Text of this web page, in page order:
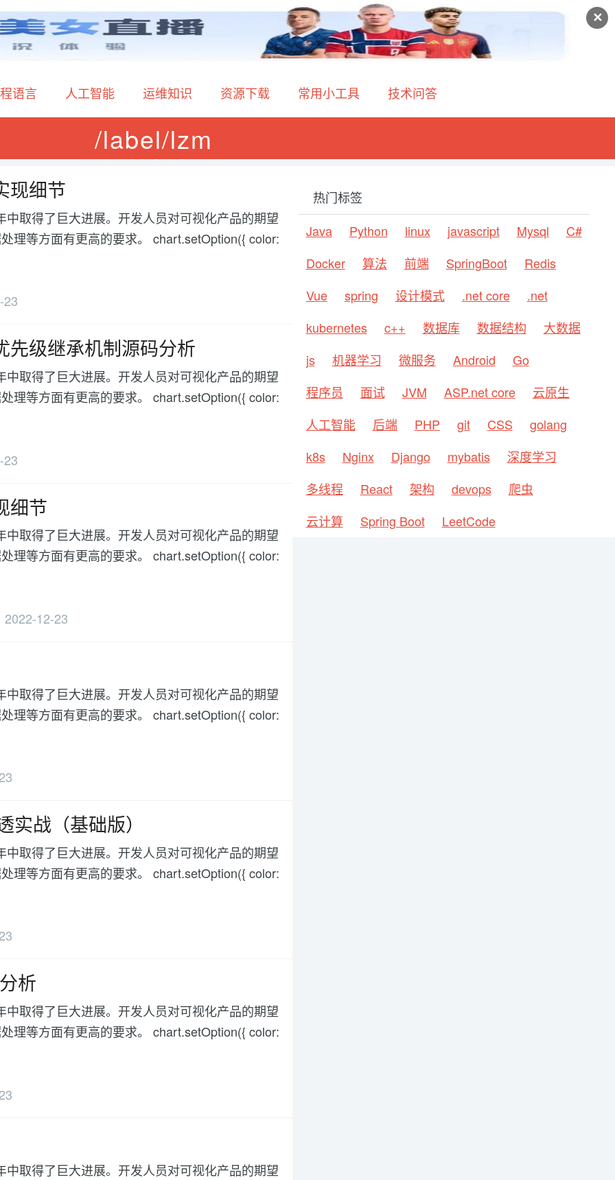
✕
语言 人工智能 运维知识 资源下载 常用小工具 技术问答
/label/lzm
现细节
取得了巨大进展。开发人员对可视化产品的期望
理等方面有更高的要求。 chart.setOption({ color:
23
级继承机制源码分析
取得了巨大进展。开发人员对可视化产品的期望
理等方面有更高的要求。 chart.setOption({ color:
23
细节
取得了巨大进展。开发人员对可视化产品的期望
理等方面有更高的要求。 chart.setOption({ color:
2022-12-23
取得了巨大进展。开发人员对可视化产品的期望
理等方面有更高的要求。 chart.setOption({ color:
战（基础版）
取得了巨大进展。开发人员对可视化产品的期望
理等方面有更高的要求。 chart.setOption({ color:
析
取得了巨大进展。开发人员对可视化产品的期望
理等方面有更高的要求。 chart.setOption({ color:
取得了巨大进展。开发人员对可视化产品的期望
热门标签
Java
Python linux javascript Mysql
C#
Docker
算法 前端 SpringBoot
Redis
Vue
spring 设计模式 .net core
.net
kubernetes
c++ 数据库 数据结构
大数据
js
机器学习 微服务 Android
Go
程序员
面试 JVM ASP.net core
云原生
人工智能
后端 PHP git CSS
golang
k8s
Nginx Django mybatis
深度学习
多线程
React 架构 devops
爬虫
云计算
Spring Boot LeetCode